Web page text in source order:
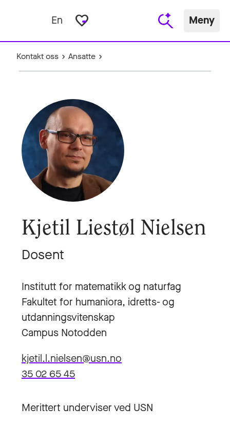
En favorite_border Meny
Kontakt oss Ansatte
Kjetil Liestøl Nielsen
Dosent
Institutt for matematikk og naturfag
Fakultet for humaniora, idretts- og
utdanningsvitenskap
Campus Notodden
kjetil.l.nielsen@usn.no
35 02 65 45
Merittert underviser ved USN